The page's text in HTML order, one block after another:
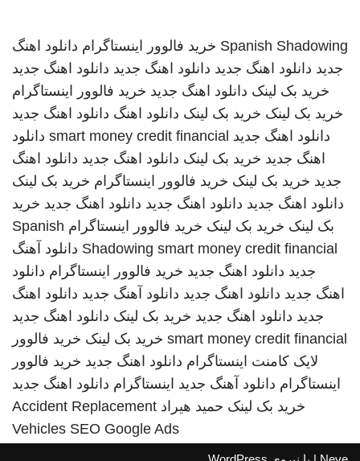
Spanish Shadowing خرید فالوور اینستاگرام دانلود اهنگ
جدید دانلود اهنگ جدید دانلود اهنگ جدید دانلود اهنگ جدید
خرید بک لینک دانلود اهنگ جدید خرید فالوور اینستاگرام
خرید بک لینک خرید بک لینک دانلود اهنگ دانلود اهنگ جدید
دانلود اهنگ جدید smart money credit financial دانلود
اهنگ جدید خرید بک لینک دانلود اهنگ جدید دانلود اهنگ
جدید خرید بک لینک خرید فالوور اینستاگرام خرید بک لینک
دانلود اهنگ جدید دانلود اهنگ جدید دانلود اهنگ جدید خرید
بک لینک خرید بک لینک خرید فالوور اینستاگرام Spanish
Shadowing smart money credit financial
دانلود آهنگ
جدید دانلود اهنگ جدید خرید فالوور اینستاگرام دانلود
اهنگ جدید دانلود اهنگ جدید دانلود آهنگ جدید دانلود اهنگ
جدید دانلود اهنگ جدید خرید بک لینک دانلود اهنگ جدید
smart money credit financial خرید بک لینک خرید فالوور
لایک کامنت اینستاگرام دانلود اهنگ جدید خرید فالوور
اینستاگرام دانلود آهنگ جدید اینستاگرام دانلود اهنگ جدید
خرید بک لینک حمید هیراد Accident Replacement
Vehicles SEO Google Ads